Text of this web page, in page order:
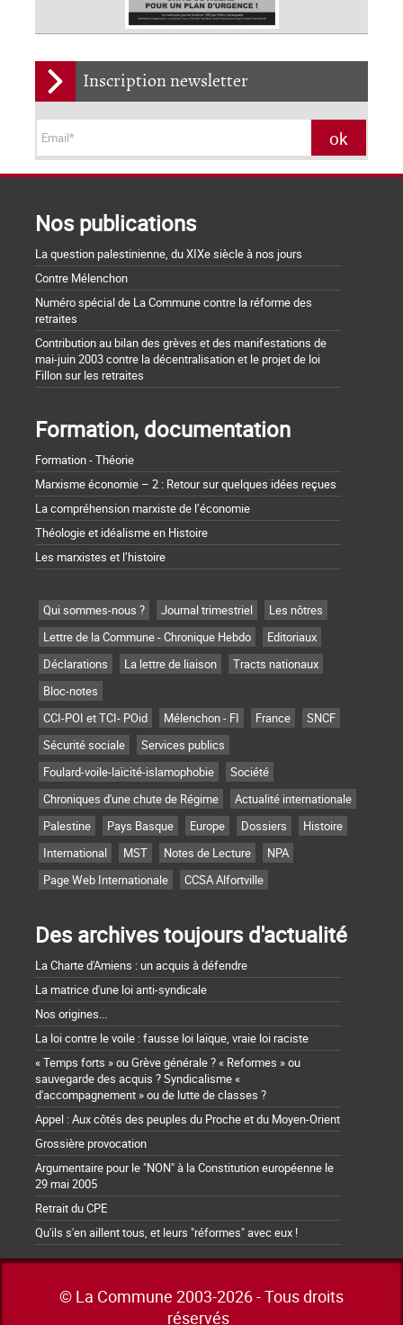
Inscription newsletter
Nos publications
La question palestinienne, du XIXe siècle à nos jours
Contre Mélenchon
Numéro spécial de La Commune contre la réforme des
retraites
Contribution au bilan des grèves et des manifestations de
mai-juin 2003 contre la décentralisation et le projet de loi
Fillon sur les retraites
Formation, documentation
Formation - Théorie
Marxisme économie – 2 : Retour sur quelques idées reçues
La compréhension marxiste de l’économie
Théologie et idéalisme en Histoire
Les marxistes et l’histoire
Qui sommes-nous ? Journal trimestriel
Les nôtres
Lettre de la Commune - Chronique Hebdo
Editoriaux
Déclarations
La lettre de liaison
Tracts nationaux
Bloc-notes
CCI-POI et TCI- POid
Mélenchon - FI France
SNCF
Sécurité sociale
Services publics
Foulard-voile-laïcité-islamophobie
Société
Chroniques d'une chute de Régime
Actualité internationale
Palestine
Pays Basque Europe Dossiers
Histoire
International
MST Notes de Lecture
NPA
Page Web Internationale
CCSA Alfortville
Des archives toujours d'actualité
La Charte d'Amiens : un acquis à défendre
La matrice d'une loi anti-syndicale
Nos origines...
La loi contre le voile : fausse loi laïque, vraie loi raciste
« Temps forts » ou Grève générale ? « Reformes » ou
sauvegarde des acquis ? Syndicalisme «
d'accompagnement » ou de lutte de classes ?
Appel : Aux côtés des peuples du Proche et du Moyen-Orient
Grossière provocation
Argumentaire pour le "NON" à la Constitution européenne le
29 mai 2005
Retrait du CPE
Qu'ils s'en aillent tous, et leurs "réformes" avec eux !
© La Commune 2003-2026 - Tous droits
réservés